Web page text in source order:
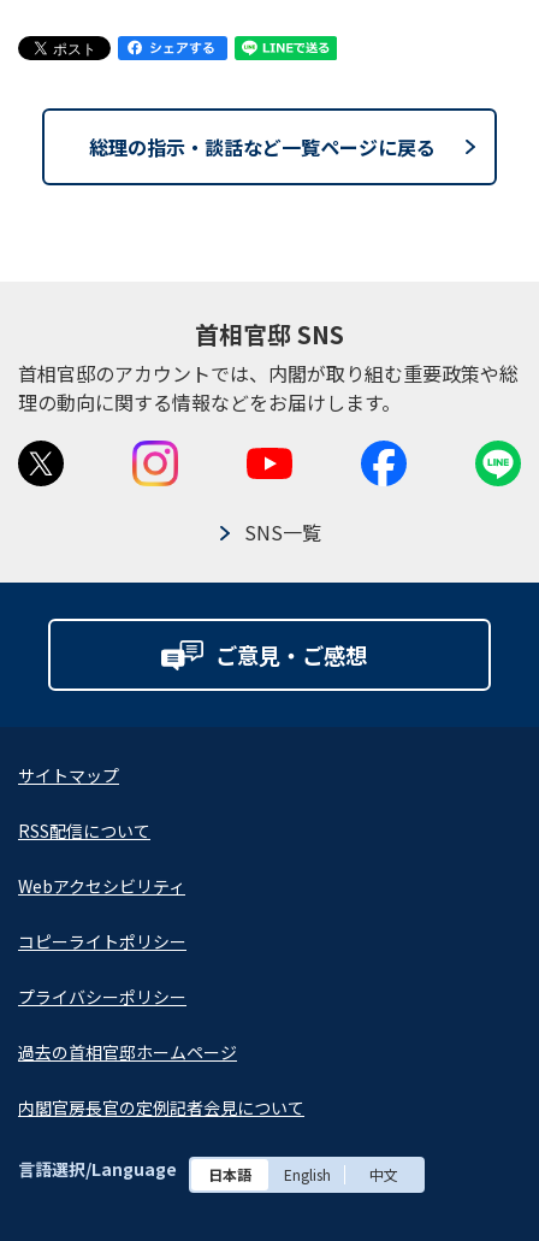
総理の指示・談話など一覧ページに戻る
首相官邸 SNS
首相官邸のアカウントでは、内閣が取り組む重要政策や総
理の動向に関する情報などをお届けします。
SNS一覧
ご意見・ご感想
サイトマップ
RSS配信について
Webアクセシビリティ
コピーライトポリシー
プライバシーポリシー
過去の首相官邸ホームページ
内閣官房長官の定例記者会見について
言語選択/Language 日本語 English 中文